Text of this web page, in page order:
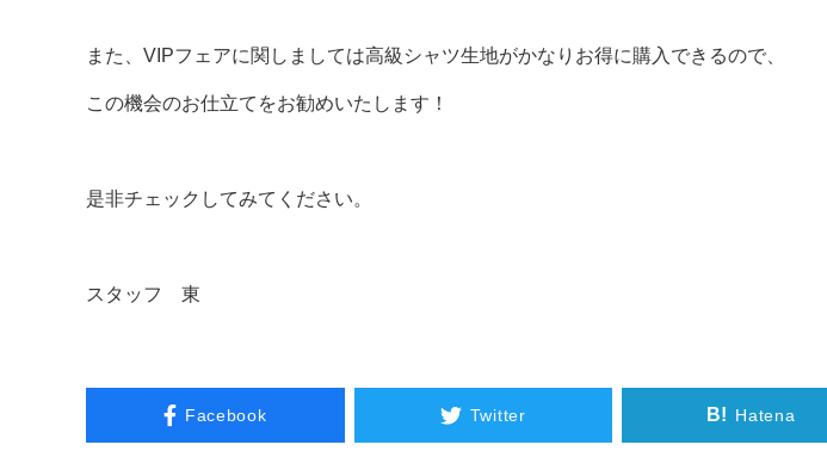
また、VIPフェアに関しましては高級シャツ生地がかなりお得に購入できるので、
この機会のお仕立てをお勧めいたします！
是非チェックしてみてください。
スタッフ 東
Facebook Twitter B! Hatena